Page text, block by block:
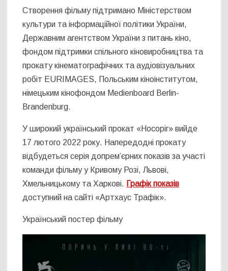
Створення фільму підтримано Міністерством
культури та інформаційної політики України,
Державним агентством України з питань кіно,
фондом підтримки спільного кіновиробництва та
прокату кінематографічних та аудіовізуальних
робіт EURIMAGES, Польським кіноінститутом,
німецьким кінофондом Medienboard Berlin-
Brandenburg.
У широкий український прокат «Носоріг» вийде
17 лютого 2022 року. Напередодні прокату
відбудеться серія допрем’єрних показів за участі
команди фільму у Кривому Розі, Львові,
Хмельницькому та Харкові. Графік показів
доступний на сайті «Артхаус Трафік».
Український постер фільму